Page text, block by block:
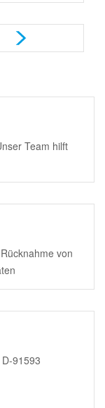
Team hilft
von
91593